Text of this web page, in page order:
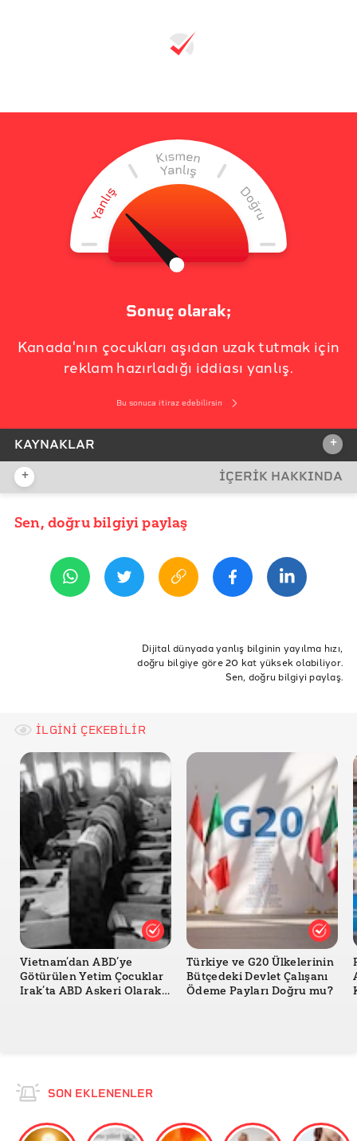
Sonuç olarak;
Kanada'nın çocukları aşıdan uzak tutmak için
reklam hazırladığı iddiası yanlış.
Bu sonuca itiraz edebilirsin
KAYNAKLAR +
İDDİA KAYNAĞI
İddia Kaynağı
REFERANSLAR
Quebec Sağlık ve Sosyal Hizmetler Bakanlığı 1
+ İÇERİK HAKKINDA
YAYIN TARİHİ
reklam
Sen, doğru bilgiyi paylaş
Dijital dünyada yanlış bilginin yayılma hızı,
doğru bilgiye göre 20 kat yüksek olabiliyor.
Sen, doğru bilgiyi paylaş.
İLGİNİ ÇEKEBİLİR
Vietnam’dan ABD’ye
Götürülen Yetim Çocuklar
Irak’ta ABD Askeri Olarak
Türkiye ve G20 Ülkelerinin
Bütçedeki Devlet Çalışanı
Ödeme Payları Doğru mu?
SON EKLENENLER